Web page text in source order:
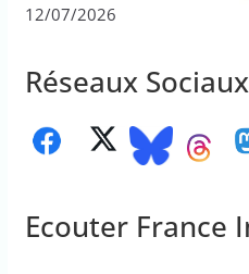
12/07/2026
Réseaux Sociaux
Ecouter France